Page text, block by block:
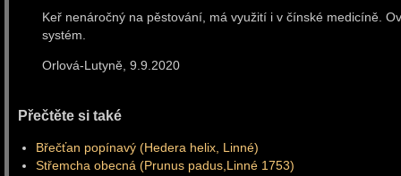
Keř nenáročný na pěstování, má využití i v čínské medicíně.
systém.
Orlová-Lutyně,
Přečtěte si také
Břečťan popínavý (Hedera helix, Linné)
Střemcha obecná (Prunus padus,Linné 1753)